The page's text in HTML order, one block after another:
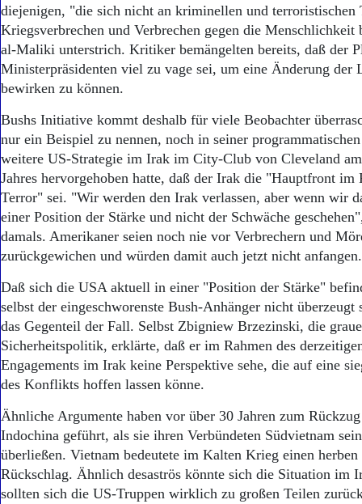
diejenigen, "die sich nicht an kriminellen und terroristischen
Kriegsverbrechen und Verbrechen gegen die
al-Maliki unterstrich. Kritiker bemängelten bereits, daß der
Ministerpräsidenten viel zu vage sei, um eine Änderung der
bewirken zu können.
Bushs Initiative kommt deshalb für viele Beobachter
nur ein Beispiel zu nennen, noch in seiner
weitere US-Strategie im Irak im City-Club von Cleveland
Jahres hervorgehoben hatte, daß der Irak die "Hauptfront im
Terror" sei. "Wir werden den Irak verlassen, aber wenn wir
einer Position der Stärke und nicht der Schwäche
damals. Amerikaner seien noch nie vor Verbrechern und
zurückgewichen und würden damit auch jetzt nicht anfangen.
Daß sich die USA aktuell in einer "Position der Stärke"
selbst der eingeschworenste Bush-Anhänger nicht
das Gegenteil der Fall. Selbst Zbigniew Brzezinski, die
Sicherheitspolitik, erklärte, daß er im Rahmen des
Engagements im Irak keine Perspektive sehe, die auf eine
des Konflikts hoffen lassen könne.
Ähnliche Argumente haben vor über 30 Jahren zum
Indochina geführt, als sie ihren Verbündeten Südvietnam
überließen. Vietnam bedeutete im Kalten Krieg einen
Rückschlag. Ähnlich desaströs könnte sich die Situation im
sollten sich die US-Truppen wirklich zu großen Teilen